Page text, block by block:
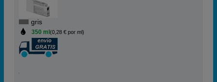
gris
350 ml (0,28 € por ml)